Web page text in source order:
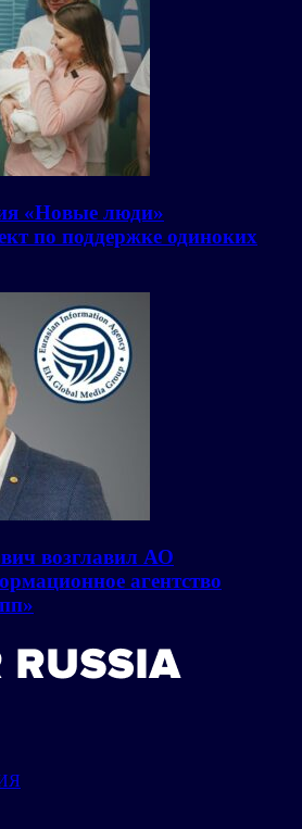
«Новые люди»
по поддержке одиноких
возглавил АО
агентство